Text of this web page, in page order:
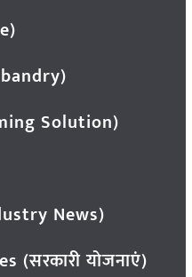
Solution)
News)
(सरकारी योजनाएं)